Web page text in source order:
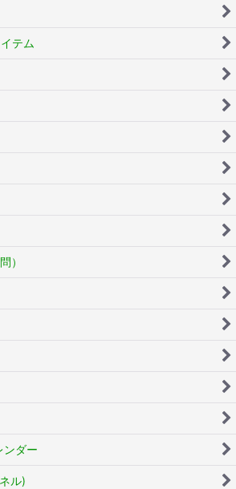
テム
）
ンダー
ル)